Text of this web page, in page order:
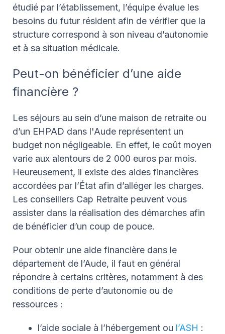
étudié par l’établissement, l’équipe évalue les
besoins du futur résident afin de vérifier que la
structure correspond à son niveau d’autonomie
et à sa situation médicale.
Peut-on bénéficier d’une aide
financière ?
Les séjours au sein d’une maison de retraite ou
d’un EHPAD dans l'Aude représentent un
budget non négligeable. En effet, le coût moyen
varie aux alentours de 2 000 euros par mois.
Heureusement, il existe des aides financières
accordées par l’État afin d’alléger les charges.
Les conseillers Cap Retraite peuvent vous
assister dans la réalisation des démarches afin
de bénéficier d’un coup de pouce.
Pour obtenir une aide financière dans le
département de l’Aude, il faut en général
répondre à certains critères, notamment à des
conditions de perte d’autonomie ou de
ressources :
l’aide sociale à l’hébergement ou l’ASH :